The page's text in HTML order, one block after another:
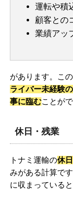
運転や積
顧客との
業績アッ
があります。こ
ライバー未経験
事に臨むことが
休日・残業
トナミ運輸の休
みがある計算で
に収まっていると